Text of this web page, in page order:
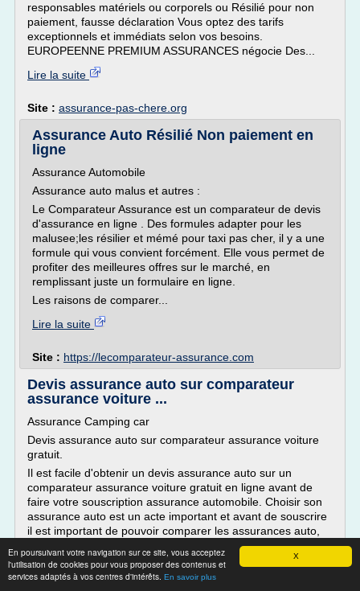
X
En poursuivant votre navigation sur ce site, vous acceptez
l'utilisation de cookies pour vous proposer des contenus et
services adaptés à vos centres d'intérêts. En savoir plus
responsables matériels ou corporels ou Résilié pour non
paiement, fausse déclaration Vous optez des tarifs
exceptionnels et immédiats selon vos besoins.
EUROPEENNE PREMIUM ASSURANCES négocie Des...
Lire la suite
Site : assurance-pas-chere.org
Assurance Auto Résilié Non paiement en
ligne
Assurance Automobile
Assurance auto malus et autres :
Le Comparateur Assurance est un comparateur de devis
d'assurance en ligne . Des formules adapter pour les
malusee;les résilier et mémé pour taxi pas cher, il y a une
formule qui vous convient forcément. Elle vous permet de
profiter des meilleures offres sur le marché, en
remplissant juste un formulaire en ligne.
Les raisons de comparer...
Lire la suite
Site : https://lecomparateur-assurance.com
Devis assurance auto sur comparateur
assurance voiture ...
Assurance Camping car
Devis assurance auto sur comparateur assurance voiture
gratuit.
Il est facile d'obtenir un devis assurance auto sur un
comparateur assurance voiture gratuit en ligne avant de
faire votre souscription assurance automobile. Choisir son
assurance auto est un acte important et avant de souscrire
il est important de pouvoir comparer les assurances auto,
Lire la suite